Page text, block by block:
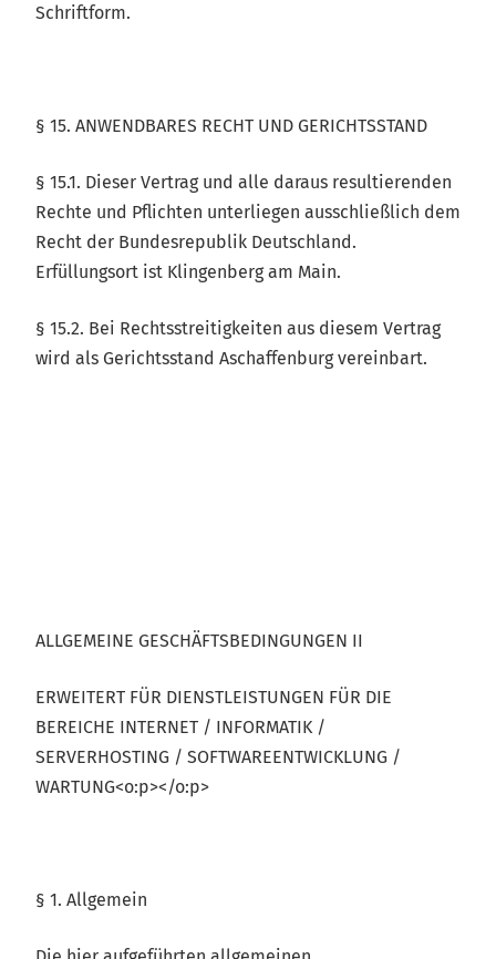
Schriftform.
§ 15. ANWENDBARES RECHT UND GERICHTSSTAND
§ 15.1. Dieser Vertrag und alle daraus resultierenden
Rechte und Pflichten unterliegen ausschließlich dem
Recht der Bundesrepublik Deutschland.
Erfüllungsort ist Klingenberg am Main.
§ 15.2. Bei Rechtsstreitigkeiten aus diesem Vertrag
wird als Gerichtsstand Aschaffenburg vereinbart.
ALLGEMEINE GESCHÄFTSBEDINGUNGEN II
ERWEITERT FÜR DIENSTLEISTUNGEN FÜR DIE
BEREICHE INTERNET / INFORMATIK /
SERVERHOSTING / SOFTWAREENTWICKLUNG /
WARTUNG<o:p></o:p>
§ 1. Allgemein